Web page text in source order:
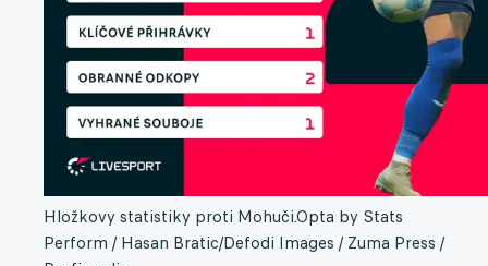
Hložkovy statistiky proti Mohuči.Opta by Stats
Perform / Hasan Bratic/Defodi Images / Zuma Press /